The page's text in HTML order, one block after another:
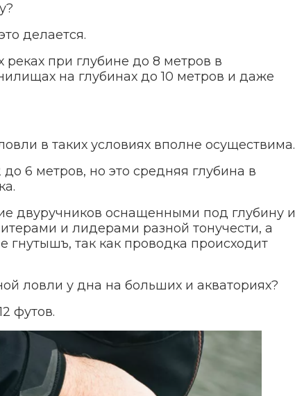
делается.
при глубине до 8 метров в
на глубинах до 10 метров и даже
в таких условиях вполне осуществима.
6 метров, но это средняя глубина в
двуручников оснащенными под глубину и
и лидерами разной тонучести, а
так как проводка происходит
ловли у дна на больших и акваториях?
футов.